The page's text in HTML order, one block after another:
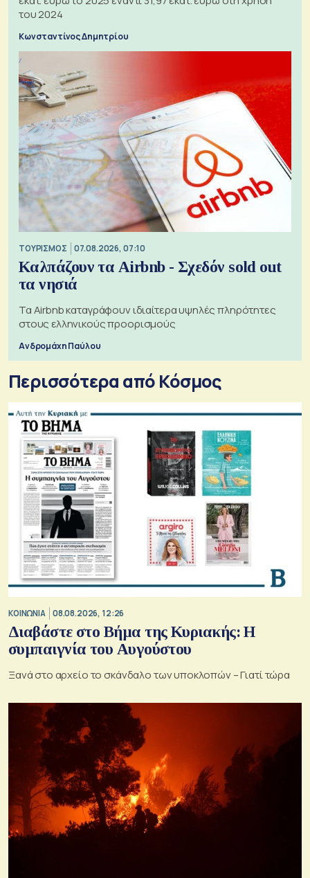
του 2024
Κωνσταντίνος Δημητρίου
ΤΟΥΡΙΣΜΟΣ 07.08.2026, 07:10
Καλπάζουν τα Airbnb - Σχεδόν sold out
τα νησιά
Τα Airbnb καταγράφουν ιδιαίτερα υψηλές πληρότητες
στους ελληνικούς προορισμούς
Ανδρομάχη Παύλου
Περισσότερα από Κόσμος
ΚΟΙΝΩΝΙΑ 08.08.2026, 12:26
Διαβάστε στο Βήμα της Κυριακής: Η
συμπαιγνία του Αυγούστου
Ξανά στο αρχείο το σκάνδαλο των υποκλοπών – Γιατί τώρα